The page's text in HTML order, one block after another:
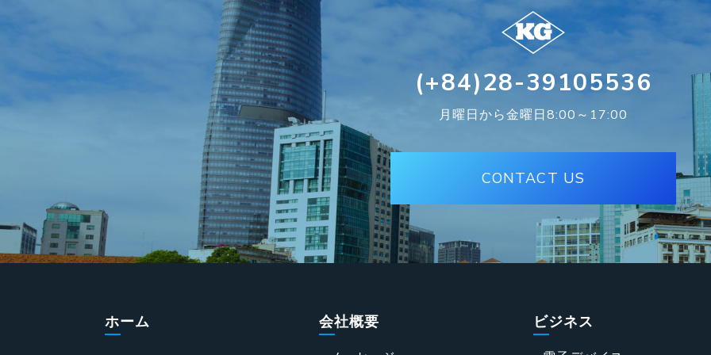
(+84)28-39105536
月曜日から金曜日8:00～17:00
CONTACT US
ホーム 会社概要 ビジネス